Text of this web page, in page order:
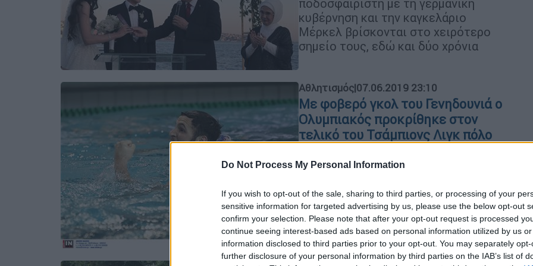
Do Not Process My Personal Information
If you wish to opt-out of the sale, sharing to third parties, or processing of your
sensitive information for targeted advertising by us, please use the below opt-out
confirm your selection. Please note that after your opt-out request is processed
continue seeing interest-based ads based on personal information utilized by us
information disclosed to third parties prior to your opt-out. You may separately
further disclosure of your personal information by third parties on the IAB’s list of
ποδοσφαιριστή με τη γερμανική
κυβέρνηση και την καγκελάριο
Μέρκελ βρίσκονται στο χειρότερο
σημείο τους, εδώ και δύο χρόνια
Αθλητισμός|07.06.2019 23:10
Με φοβερό γκολ του Γενηδουνιά ο
Ολυμπιακός προκρίθηκε στον
τελικό του Τσάμπιονς Λιγκ πόλο
Γενηδουνιάς έστειλε τους
φορά στην ιστορία τους. Tο Σάββατο
στις 21.30 θα υπερασπιστούν τον
τίτλο τους απέναντι στην ουγγρική
Φερεντσβάρος